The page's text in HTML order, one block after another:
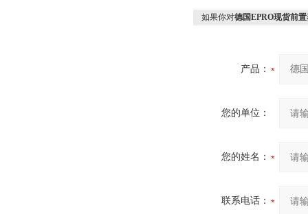
如果你对德国EPRO现货前置
产品：
您的单位：
您的姓名：
联系电话：